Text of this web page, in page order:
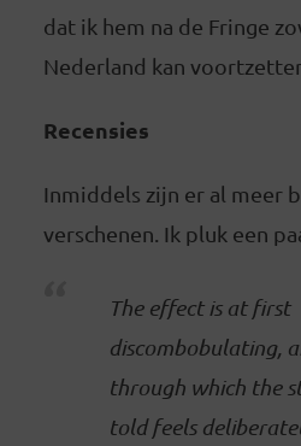
dat ik hem na de Fringe
Nederland kan
Recensies
Inmiddels zijn er al meer
verschenen. Ik pluk een
The effect is at first
discombobulating,
through which the
told feels